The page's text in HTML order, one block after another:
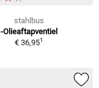
stahlbus
-Olieaftapventiel
€ 36,951